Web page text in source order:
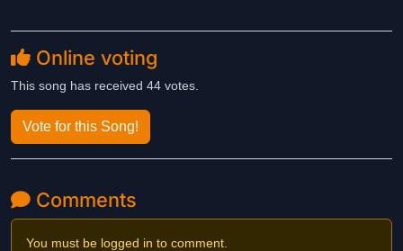
Online voting
This song has received 44 votes.
Vote for this Song!
Comments
You must be logged in to comment.